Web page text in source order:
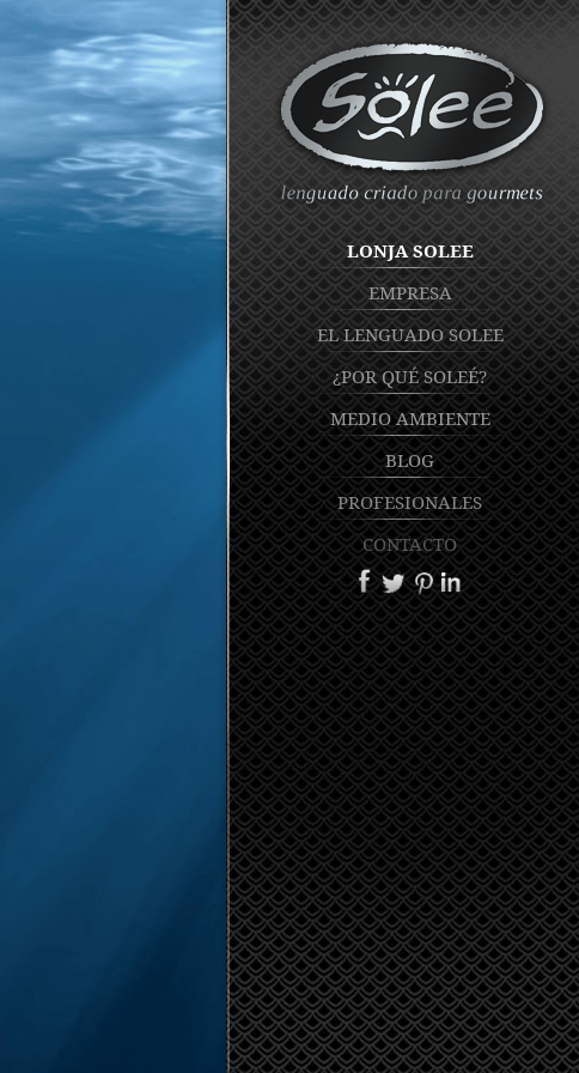
LONJA SOLEE
EMPRESA
EL LENGUADO SOLEE
¿POR QUÉ SOLEÉ?
MEDIO AMBIENTE
BLOG
PROFESIONALES
CONTACTO